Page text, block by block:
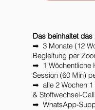
Das beinhaltet das
➡ 3 Monate (12
Begleitung per
➡ 1 Wöchentliche
Session (60 Min)
➡ alle 2 Wochen 1
& Stoffwechsel-
➡ WhatsApp-